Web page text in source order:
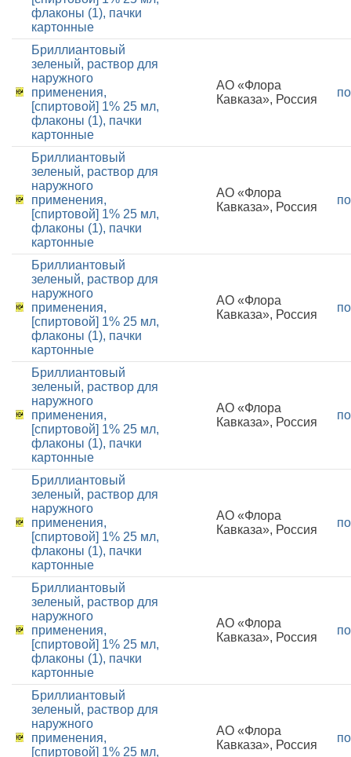
флаконы (1), пачки
картонные
Бриллиантовый
зеленый, раствор для
наружного
применения,
[спиртовой] 1% 25 мл,
флаконы (1), пачки
картонные
АО «Флора
Кавказа», Россия
Бриллиантовый
зеленый, раствор для
наружного
применения,
[спиртовой] 1% 25 мл,
флаконы (1), пачки
картонные
АО «Флора
Кавказа», Россия
Бриллиантовый
зеленый, раствор для
наружного
применения,
[спиртовой] 1% 25 мл,
флаконы (1), пачки
картонные
АО «Флора
Кавказа», Россия
Бриллиантовый
зеленый, раствор для
наружного
применения,
[спиртовой] 1% 25 мл,
флаконы (1), пачки
картонные
АО «Флора
Кавказа», Россия
Бриллиантовый
зеленый, раствор для
наружного
применения,
[спиртовой] 1% 25 мл,
флаконы (1), пачки
картонные
АО «Флора
Кавказа», Россия
Бриллиантовый
зеленый, раствор для
наружного
применения,
[спиртовой] 1% 25 мл,
флаконы (1), пачки
картонные
АО «Флора
Кавказа», Россия
Бриллиантовый
зеленый, раствор для
наружного
применения,
[спиртовой] 1% 25 мл,
АО «Флора
Кавказа», Россия